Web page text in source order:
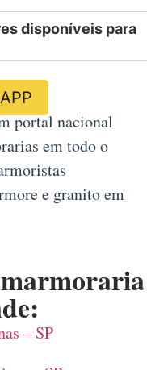
disponíveis para
portal nacional
em todo o
e granito em
marmoraria
– SP